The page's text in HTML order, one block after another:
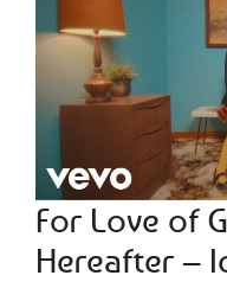
For Love of
Hereafter –